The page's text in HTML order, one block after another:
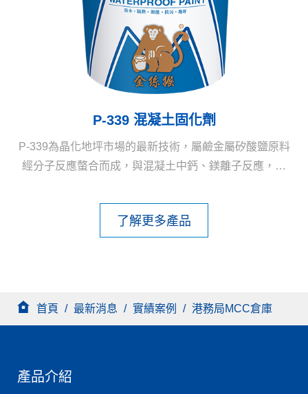
P-339 混凝土固化劑
P-339為晶化地坪市場的最新技術，屬鹼金屬矽酸鹽原料
經分子反應螫合而成，與混凝土中鈣、鎂離子反應，形
本防污性、光澤度。表面若再薄塗一層P-959可再提升抗
油污、光澤度是市場最新型晶化地坪塗料。
了解更多產品
首頁 / 最新消息 / 實績案例 / 港務局MCC倉庫
產品介紹